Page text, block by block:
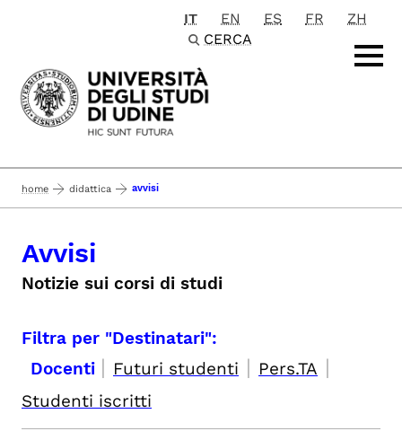
Passa al contenuto principale
IT EN ES FR
ZH
CERCA
home didattica avvisi
Avvisi
Notizie sui corsi di studi
Filtra per "Destinatari":
Docenti | Futuri studenti | Pers.TA |
Studenti iscritti